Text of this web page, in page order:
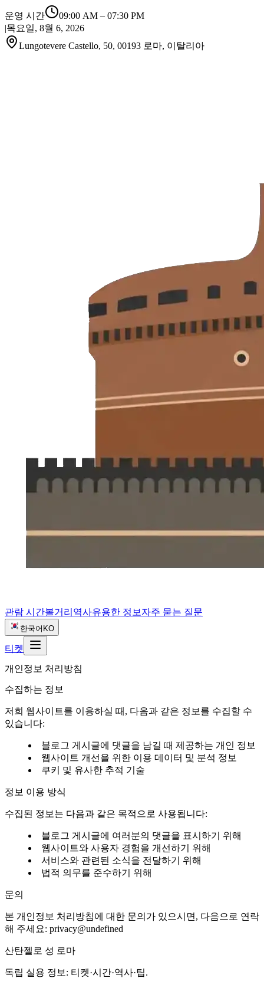
운영 시간 09:00 AM – 07:30 PM
|목요일, 8월 6, 2026
Lungotevere Castello, 50, 00193 로마, 이탈리아
관람 시간볼거리 역사유용한 정보 자주 묻는 질문
한국어 KO
티켓
개인정보 처리방침
수집하는 정보
저희 웹사이트를 이용하실 때, 다음과 같은 정보를 수집할 수
있습니다:
블로그 게시글에 댓글을 남길 때 제공하는 개인 정보
웹사이트 개선을 위한 이용 데이터 및 분석 정보
쿠키 및 유사한 추적 기술
정보 이용 방식
수집된 정보는 다음과 같은 목적으로 사용됩니다:
블로그 게시글에 여러분의 댓글을 표시하기 위해
웹사이트와 사용자 경험을 개선하기 위해
서비스와 관련된 소식을 전달하기 위해
법적 의무를 준수하기 위해
문의
본 개인정보 처리방침에 대한 문의가 있으시면, 다음으로 연락
해 주세요: privacy@undefined
산탄젤로 성 로마
독립 실용 정보: 티켓·시간·역사·팁.